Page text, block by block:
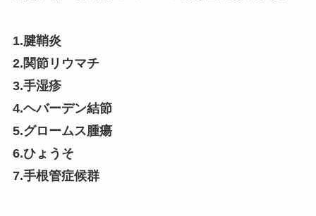
1.腱鞘炎
2.関節リウマチ
3.手湿疹
4.ヘバーデン結節
5.グロームス腫瘍
6.ひょうそ
7.手根管症候群